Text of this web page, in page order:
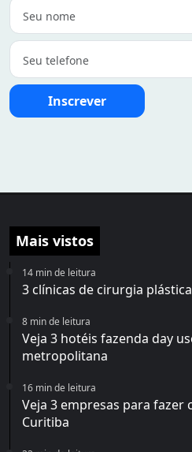
Inscrever
Mais vistos
14 min de leitura
3 clínicas de cirurgia
8 min de leitura
Veja 3 hotéis fazenda day
metropolitana
16 min de leitura
Veja 3 empresas para fazer
Curitiba